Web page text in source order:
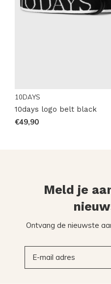
10DAYS
10days logo belt black
€49,90
Meld je
Ontvang de nieuwste